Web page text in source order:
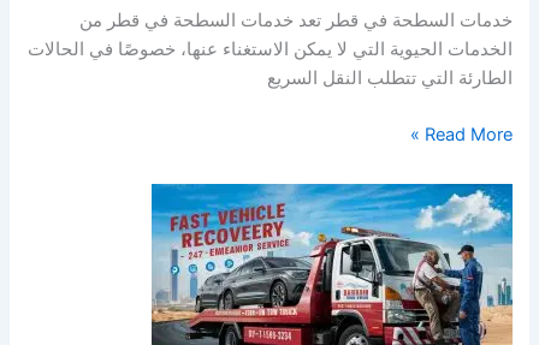
خدمات السطحة في قطر تعد خدمات السطحة في قطر من
الخدمات الحيوية التي لا يمكن الاستغناء عنها، خصوصًا في الحالات
الطارئة التي تتطلب النقل السريع
Read More »